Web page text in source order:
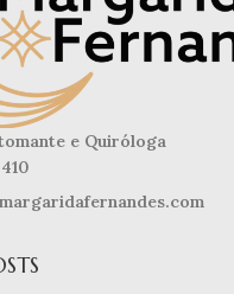
e Quiróloga